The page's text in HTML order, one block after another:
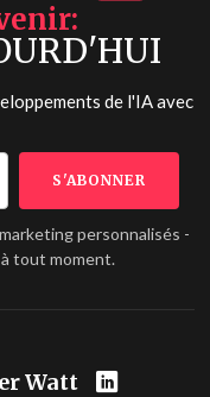
de l'IA avec
personnalisés -
tout moment.
Watt